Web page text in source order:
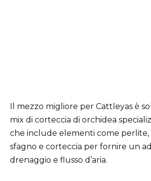
Il mezzo migliore per Cattleyas è
mix di corteccia di orchidea
che include elementi come perlite,
sfagno e corteccia per fornire un
drenaggio e flusso d’aria.